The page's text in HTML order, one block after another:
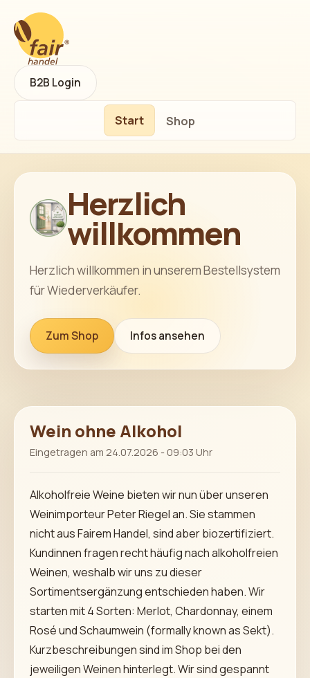
Start Shop
B2B Login
Herzlich
willkommen
Herzlich willkommen in unserem Bestellsystem
für Wiederverkäufer.
Zum Shop Infos ansehen
Wein ohne Alkohol
Eingetragen am 24.07.2026 - 09:03 Uhr
Alkoholfreie Weine bieten wir nun über unseren
Weinimporteur Peter Riegel an. Sie stammen
nicht aus Fairem Handel, sind aber biozertifiziert.
Kundinnen fragen recht häufig nach alkoholfreien
Weinen, weshalb wir uns zu dieser
Sortimentsergänzung entschieden haben. Wir
starten mit 4 Sorten: Merlot, Chardonnay, einem
Rosé und Schaumwein (formally known as Sekt).
Kurzbeschreibungen sind im Shop bei den
jeweiligen Weinen hinterlegt. Wir sind gespannt